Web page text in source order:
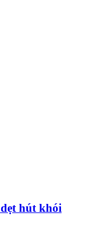
hút khói